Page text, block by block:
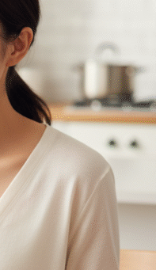
グル
勝どきでキックボク
をマンツーマンで習
か？｜元日本王者が
中央区のパーソナル